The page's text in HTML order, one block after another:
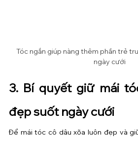
Tóc ngắn giúp nàng thêm phần trẻ
ngày cưới
3. Bí quyết giữ mái
đẹp suốt ngày cưới
Để mái tóc cô dâu xõa luôn đẹp và